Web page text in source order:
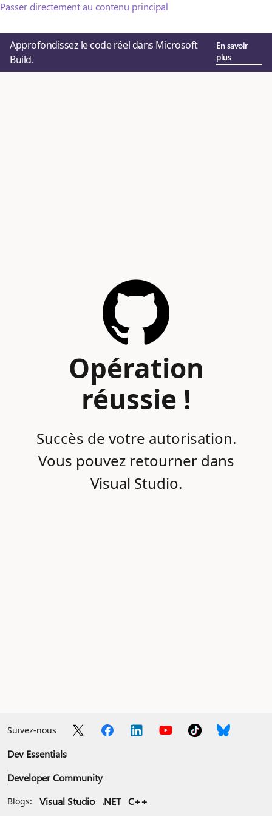
Passer directement au contenu principal
Approfondissez le code réel dans Microsoft
Build.
En savoir
plus
Opération
réussie !
Succès de votre autorisation.
Vous pouvez retourner dans
Visual Studio.
Suivez-nous
Dev Essentials
Developer Community
Blogs: Visual Studio .NET C++